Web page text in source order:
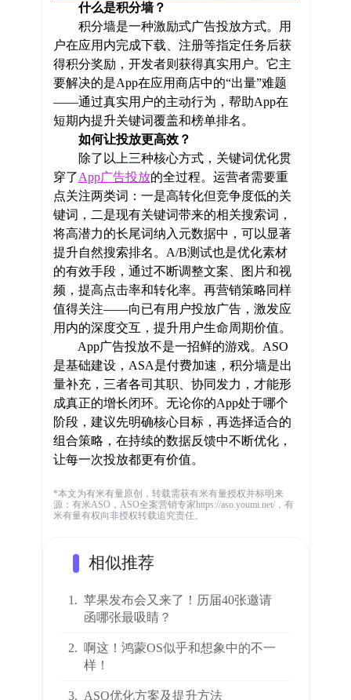
什么是积分墙？
积分墙是一种激励式广告投放方式。用
户在应用内完成下载、注册等指定任务后获
得积分奖励，开发者则获得真实用户。它主
要解决的是App在应用商店中的“出量”难题
——通过真实用户的主动行为，帮助App在
短期内提升关键词覆盖和榜单排名。
如何让投放更高效？
除了以上三种核心方式，关键词优化贯
穿了App广告投放的全过程。运营者需要重
点关注两类词：一是高转化但竞争度低的关
键词，二是现有关键词带来的相关搜索词，
将高潜力的长尾词纳入元数据中，可以显著
提升自然搜索排名。A/B测试也是优化素材
的有效手段，通过不断调整文案、图片和视
频，提高点击率和转化率。再营销策略同样
值得关注——向已有用户投放广告，激发应
用内的深度交互，提升用户生命周期价值。
App广告投放不是一招鲜的游戏。ASO
是基础建设，ASA是付费加速，积分墙是出
量补充，三者各司其职、协同发力，才能形
成真正的增长闭环。无论你的App处于哪个
阶段，建议先明确核心目标，再选择适合的
组合策略，在持续的数据反馈中不断优化，
让每一次投放都更有价值。
*本文为有米有量原创，转载需获有米有量授权并标明来
源：有米ASO，ASO全案营销专家https://aso.youmi.net/，有
米有量有权向非授权转载追究责任。
相似推荐
1. 苹果发布会又来了！历届40张邀请
函哪张最吸睛？
2. 啊这！鸿蒙OS似乎和想象中的不一
样！
3. ASO优化方案及提升方法